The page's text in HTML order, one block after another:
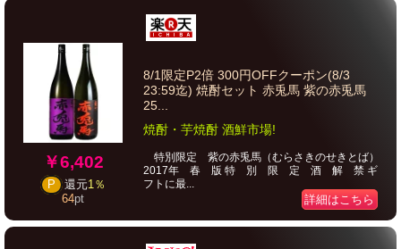
￥6,402
P 還元1％
64pt
8/1限定P2倍 300円OFFクーポン(8/3
23:59迄) 焼酎セット 赤兎馬 紫の赤兎馬
25...
焼酎・芋焼酎 酒鮮市場!
特別限定 紫の赤兎馬（むらさきのせきとば）
2017年 春 版 特 別 限 定 酒 解 禁 ギ
フトに最...
詳細はこちら